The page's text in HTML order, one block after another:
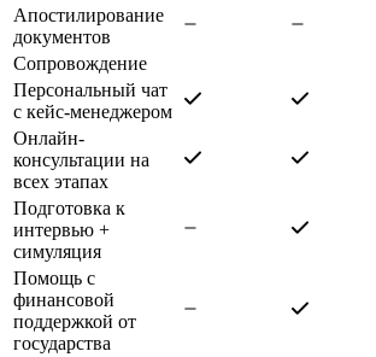
Апостилирование
документов
Сопровождение
Персональный чат
с кейс-менеджером
Онлайн-
консультации на
всех этапах
Подготовка к
интервью +
симуляция
Помощь с
финансовой
поддержкой от
государства